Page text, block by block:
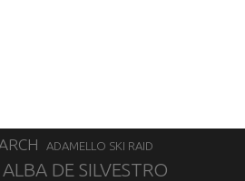
ADAMELLO SKI RAID
ALBA DE SILVESTRO